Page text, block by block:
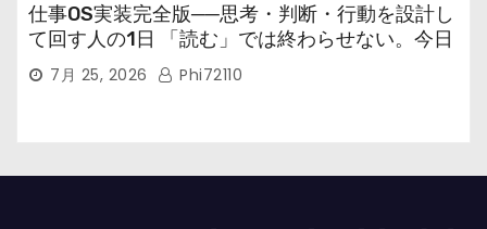
仕事OS実装完全版──思考・判断・行動を設計し
て回す人の1日 「読む」では終わらせない。今日
から回す実装書だ。
7月 25, 2026 Phi72110